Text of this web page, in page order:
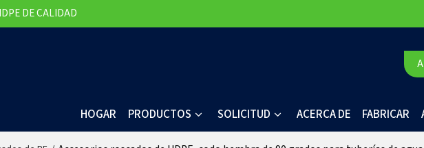
DE CALIDAD
HOGAR PRODUCTOS SOLICITUD ACERCA DE FABRICAR